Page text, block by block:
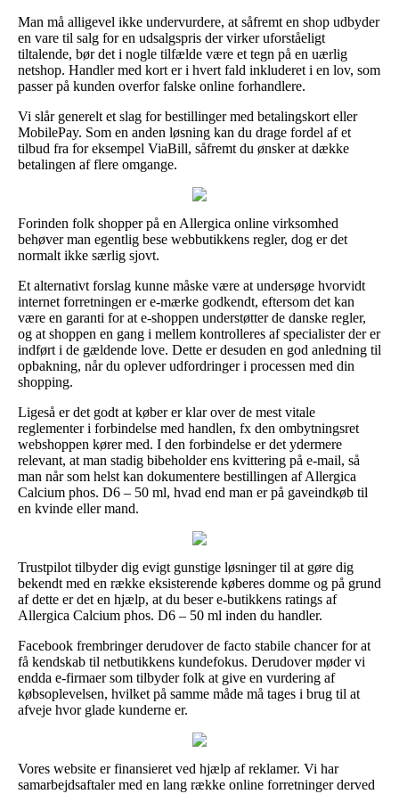
Man må alligevel ikke undervurdere, at såfremt en shop udbyder
en vare til salg for en udsalgspris der virker uforståeligt
tiltalende, bør det i nogle tilfælde være et tegn på en uærlig
netshop. Handler med kort er i hvert fald inkluderet i en lov, som
passer på kunden overfor falske online forhandlere.
Vi slår generelt et slag for bestillinger med betalingskort eller
MobilePay. Som en anden løsning kan du drage fordel af et
tilbud fra for eksempel ViaBill, såfremt du ønsker at dække
betalingen af flere omgange.
Forinden folk shopper på en Allergica online virksomhed
behøver man egentlig bese webbutikkens regler, dog er det
normalt ikke særlig sjovt.
Et alternativt forslag kunne måske være at undersøge hvorvidt
internet forretningen er e-mærke godkendt, eftersom det kan
være en garanti for at e-shoppen understøtter de danske regler,
og at shoppen en gang i mellem kontrolleres af specialister der er
indført i de gældende love. Dette er desuden en god anledning til
opbakning, når du oplever udfordringer i processen med din
shopping.
Ligeså er det godt at køber er klar over de mest vitale
reglementer i forbindelse med handlen, fx den ombytningsret
webshoppen kører med. I den forbindelse er det ydermere
relevant, at man stadig bibeholder ens kvittering på e-mail, så
man når som helst kan dokumentere bestillingen af Allergica
Calcium phos. D6 – 50 ml, hvad end man er på gaveindkøb til
en kvinde eller mand.
Trustpilot tilbyder dig evigt gunstige løsninger til at gøre dig
bekendt med en række eksisterende køberes domme og på grund
af dette er det en hjælp, at du beser e-butikkens ratings af
Allergica Calcium phos. D6 – 50 ml inden du handler.
Facebook frembringer derudover de facto stabile chancer for at
få kendskab til netbutikkens kundefokus. Derudover møder vi
endda e-firmaer som tilbyder folk at give en vurdering af
købsoplevelsen, hvilket på samme måde må tages i brug til at
afveje hvor glade kunderne er.
Vores website er finansieret ved hjælp af reklamer. Vi har
samarbejdsaftaler med en lang række online forretninger derved